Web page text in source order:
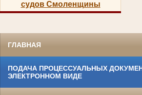
судов Смоленщины
ГЛАВНАЯ
ПОДАЧА ПРОЦЕССУАЛЬНЫХ
ЭЛЕКТРОННОМ ВИДЕ